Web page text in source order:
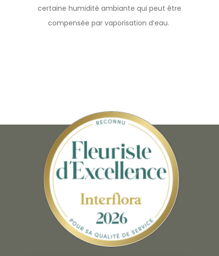
certaine humidité ambiante qui peut être
compensée par vaporisation d’eau.